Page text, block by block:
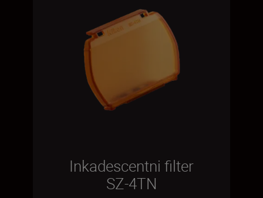
Inkadescentni filter
SZ-4TN